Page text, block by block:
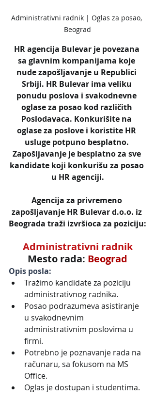
Administrativni radnik | Oglas za posao,
Beograd
HR agencija Bulevar je povezana
sa glavnim kompanijama koje
nude zapošljavanje u Republici
Srbiji. HR Bulevar ima veliku
ponudu poslova i svakodnevne
oglase za posao kod različith
Poslodavaca. Konkurišite na
oglase za poslove i koristite HR
usluge potpuno besplatno.
Zapošljavanje je besplatno za sve
kandidate koji konkurišu za posao
u HR agenciji.
Agencija za privremeno
zapošljavanje HR Bulevar d.o.o. iz
Beograda traži izvršioca za poziciju:
Administrativni radnik
Mesto rada: Beograd
Opis posla:
Tražimo kandidate za poziciju
administrativnog radnika.
Posao podrazumeva asistiranje
u svakodnevnim
administrativnim poslovima u
firmi.
Potrebno je poznavanje rada na
računaru, sa fokusom na MS
Office.
Oglas je dostupan i studentima.